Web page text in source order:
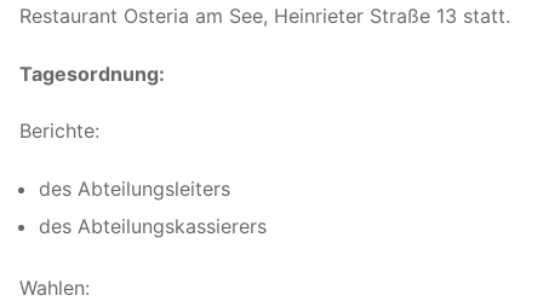
Restaurant Osteria am See, Heinrieter Straße 13 statt.
Tagesordnung:
Berichte:
des Abteilungsleiters
des Abteilungskassierers
Wahlen: